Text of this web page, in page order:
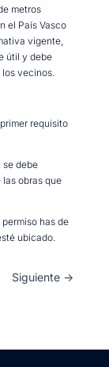
metros
el País Vasco
vigente,
útil y debe
vecinos.
requisito
se debe
obras que
has de
ubicado.
Siguiente →